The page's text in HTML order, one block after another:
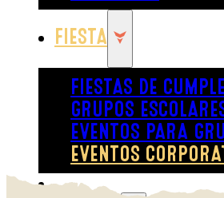
FIESTA
FIESTAS DE
GRUPOS
EVENTOS PARA
EVENTOS
REVL